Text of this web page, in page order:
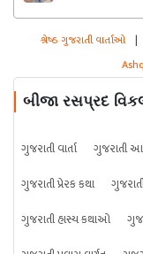
શ્રેષ્ઠ ગુજરાતી વાર્તાઓ |
બીજા રસપ્રદ
ગુજરાતી વાર્તા ગુજરાતી
ગુજરાતી પ્રેરક કથા
ગુજરાતી હાસ્ય કથાઓ